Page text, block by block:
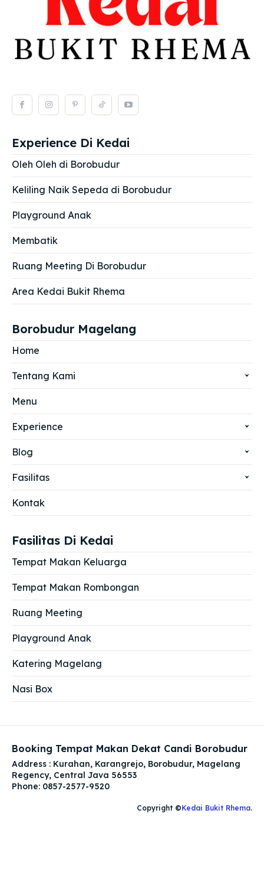
Experience Di Kedai
Oleh Oleh di Borobudur
Keliling Naik Sepeda di Borobudur
Playground Anak
Membatik
Ruang Meeting Di Borobudur
Area Kedai Bukit Rhema
Borobudur Magelang
Home
Tentang Kami
Menu
Experience
Blog
Fasilitas
Kontak
Fasilitas Di Kedai
Tempat Makan Keluarga
Tempat Makan Rombongan
Ruang Meeting
Playground Anak
Katering Magelang
Nasi Box
Booking Tempat Makan Dekat Candi Borobudur
Address : Kurahan, Karangrejo, Borobudur, Magelang
Regency, Central Java 56553
Phone: 0857-2577-9520
Copyright ©Kedai Bukit Rhema.